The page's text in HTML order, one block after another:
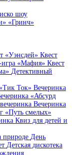
шоу
«Гринч»
«Уэнсдей» Квест
игра «Мафия» Квест
Детективный
Ток» Вечеринка
«Абсурд
Вечеринка
«Путь смелых»
Квиз для детей и
природе День
Детская дискотека